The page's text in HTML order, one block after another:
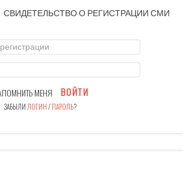
СВИДЕТЕЛЬСТВО О РЕГИСТРАЦИИСМИ
МЕНЯ ВОЙТИ
ЗАБЫЛИ ЛОГИН/ПАРОЛЬ?